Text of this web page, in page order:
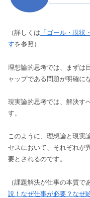
（詳しくは 「ゴール・現
すを参照）
理想論的思考では、まずは
ャップである問題が明確に
現実論的思考では、解決す
す。
このように、理想論と現実
セスにおいて、それぞれが
要とされるのです。
（課題解決が仕事の本質で
説！なぜ仕事が必要？なぜ